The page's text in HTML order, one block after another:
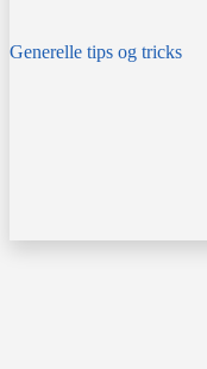
Generelle tips og tricks